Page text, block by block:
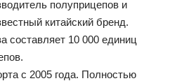
полуприцепов и
китайский бренд.
составляет 10 000 единиц
с 2005 года. Полностью